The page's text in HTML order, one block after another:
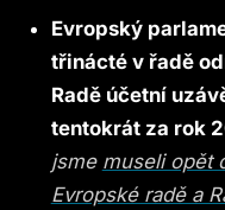
Evropský
třinácté v řadě
Radě účetní
tentokrát za rok
jsme museli opět
Evropské radě a